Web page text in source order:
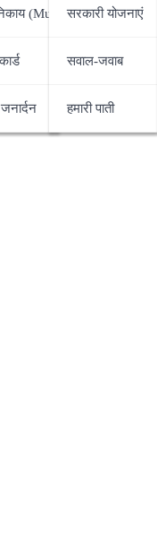
(Municipality)
सरकारी योजनाएं
सवाल-जवाब
हमारी पाती